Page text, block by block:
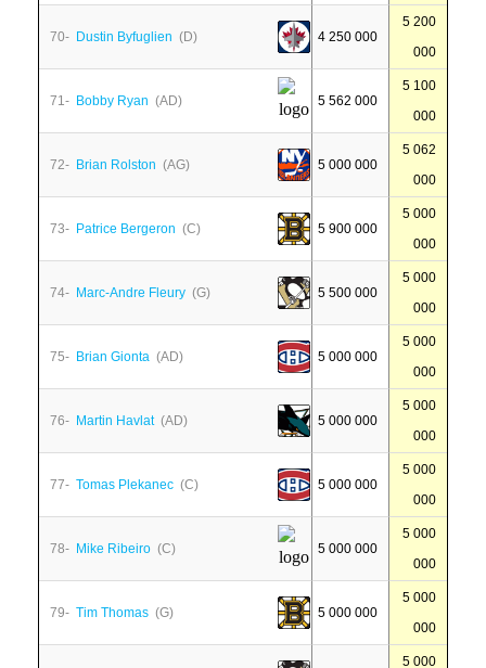
70- Dustin Byfuglien (D) 4 250 000
5 200
000
71- Bobby Ryan (AD) 5 562 000
5 100
000
72- Brian Rolston (AG) 5 000 000
5 062
000
73- Patrice Bergeron (C) 5 900 000
5 000
000
74- Marc-Andre Fleury (G) 5 500 000
5 000
000
75- Brian Gionta (AD) 5 000 000
5 000
000
76- Martin Havlat(AD) 5 000 000
5 000
000
77- Tomas Plekanec (C) 5 000 000
5 000
000
78- Mike Ribeiro (C) 5 000 000
5 000
000
79- Tim Thomas (G) 5 000 000
5 000
000
5 000